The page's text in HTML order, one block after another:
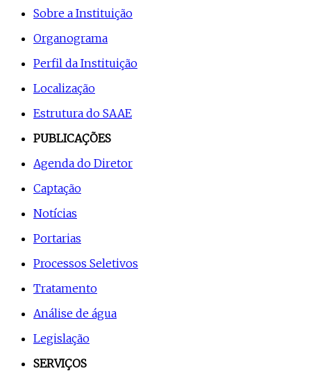
Sobre a Instituição
Organograma
Perfil da Instituição
Localização
Estrutura do SAAE
PUBLICAÇÕES
Agenda do Diretor
Captação
Notícias
Portarias
Processos Seletivos
Tratamento
Análise de água
Legislação
SERVIÇOS